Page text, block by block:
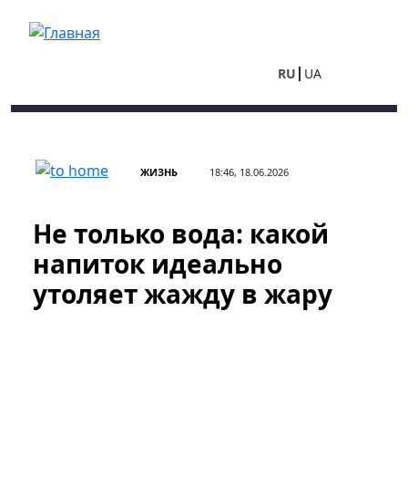
RU UA
ЖИЗНЬ 18:46, 18.06.2026
Не только вода: какой
напиток идеально
утоляет жажду в жару